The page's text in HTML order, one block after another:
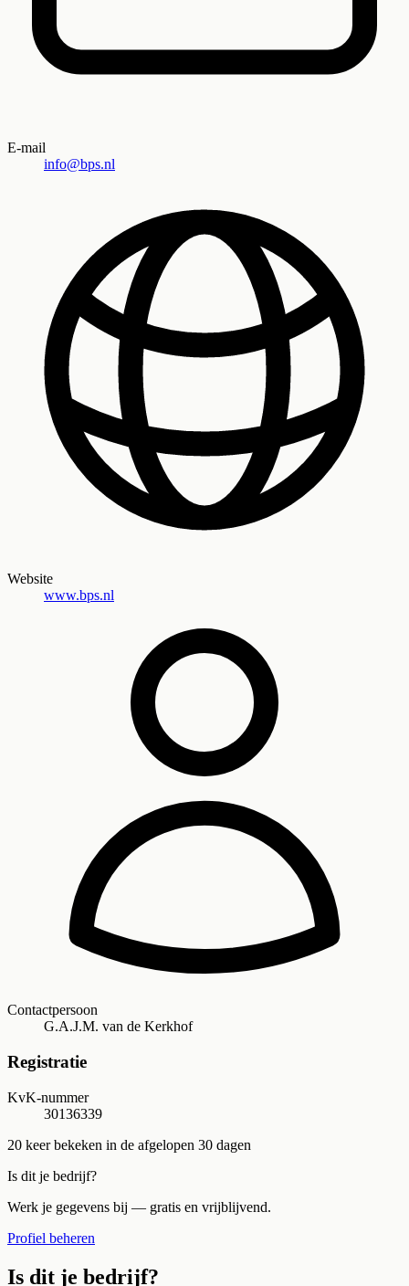
E-mail
info@bps.nl
Website
www.bps.nl
Contactpersoon
G.A.J.M. van de Kerkhof
Registratie
KvK-nummer
30136339
20 keer bekeken in de afgelopen 30 dagen
Is dit je bedrijf?
Werk je gegevens bij — gratis en vrijblijvend.
Profiel beheren
Is dit je bedrijf?